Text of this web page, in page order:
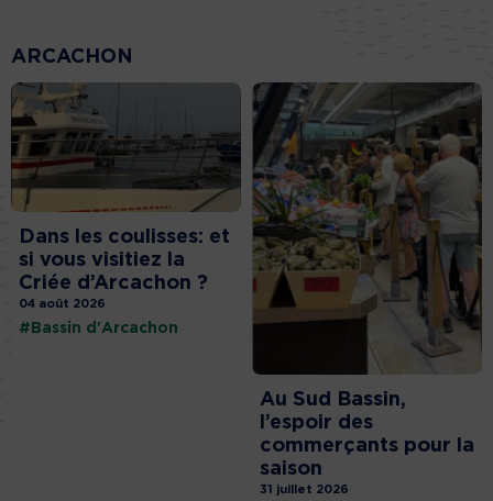
ARCACHON
Dans les coulisses: et
si vous visitiez la
Criée d’Arcachon ?
04 août 2026
#Bassin d'Arcachon
Au Sud Bassin,
l’espoir des
commerçants pour la
saison
31 juillet 2026